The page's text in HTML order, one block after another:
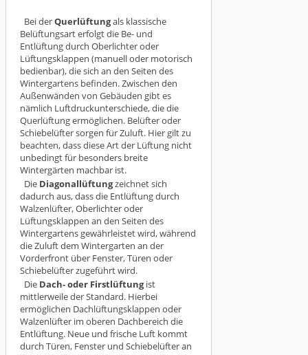
Bei derQuerlüftungals klassische
Belüftungsart erfolgt die Be- und
Entlüftung durch Oberlichter oder
Lüftungsklappen (manuell oder motorisch
bedienbar), die sich an den Seiten des
Wintergartens befinden. Zwischen den
Außenwänden von Gebäuden gibt es
nämlich Luftdruckunterschiede, die die
Querlüftung ermöglichen. Belüfter oder
Schiebelüfter sorgen für Zuluft. Hier gilt zu
beachten, dass diese Art der Lüftung nicht
unbedingt für besonders breite
Wintergärten machbar ist.
Die Diagonallüftungzeichnet sich
dadurch aus, dass die Entlüftung durch
Walzenlüfter, Oberlichter oder
Lüftungsklappen an den Seiten des
Wintergartens gewährleistet wird, während
die Zuluft dem Wintergarten an der
Vorderfront über Fenster, Türen oder
Schiebelüfter zugeführt wird.
Die Dach- oder Firstlüftungist
mittlerweile der Standard. Hierbei
ermöglichen Dachlüftungsklappen oder
Walzenlüfter im oberen Dachbereich die
Entlüftung. Neue und frische Luft kommt
durch Türen, Fenster und Schiebelüfter an